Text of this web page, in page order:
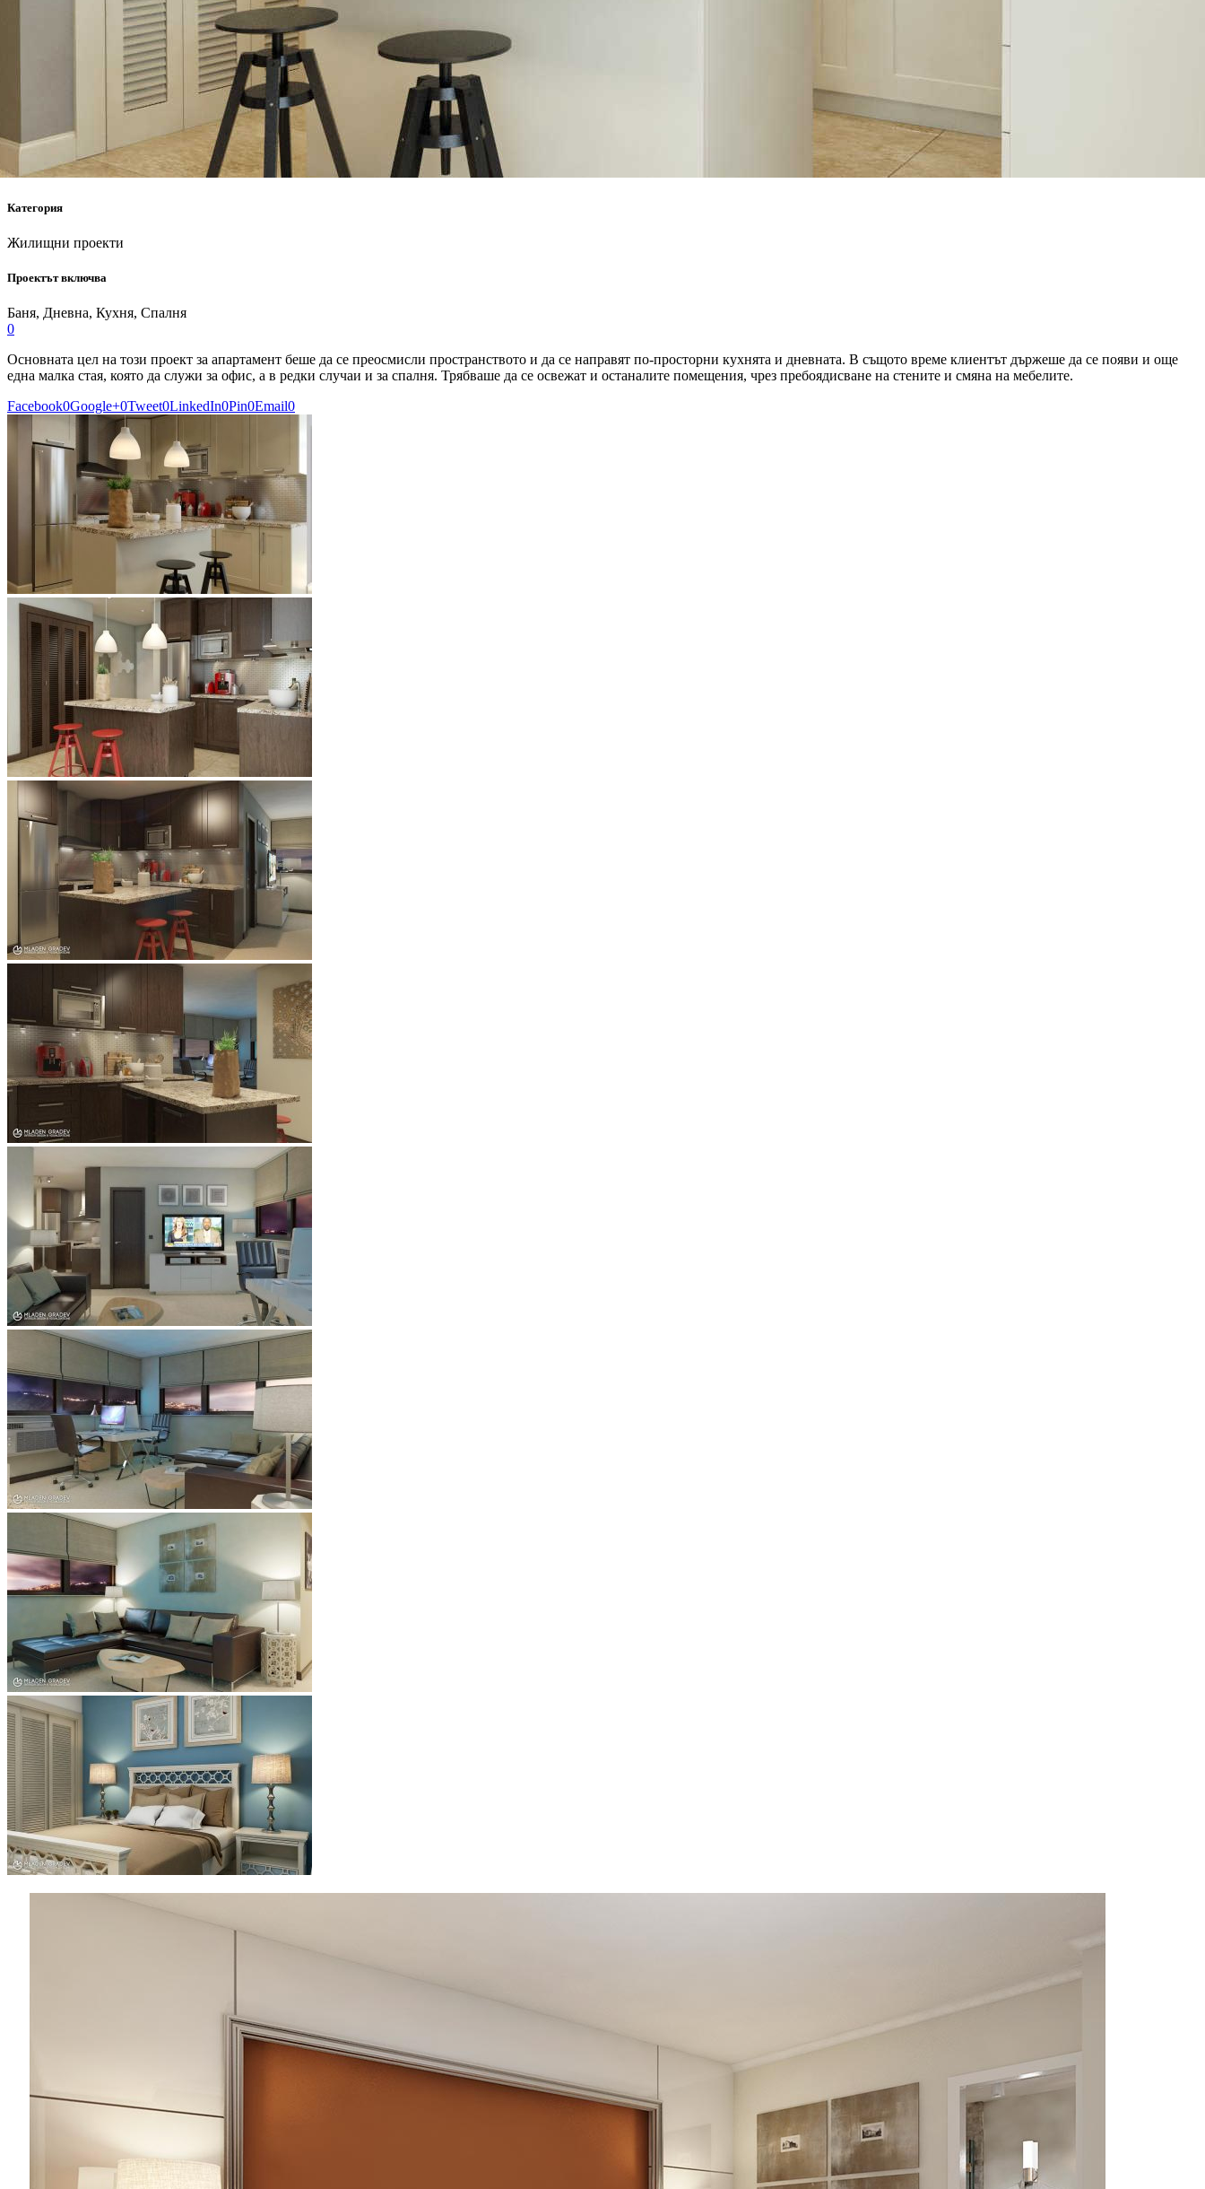
Категория
Жилищни проекти
Проектът включва
Баня, Дневна, Кухня, Спалня
0
Основната цел на този проект за апартамент беше да се преосмисли пространството и да се направят по-просторни кухнята и дневната. В същото време клиентът държеше да се появи и още
една малка стая, която да служи за офис, а в редки случаи и за спалня. Трябваше да се освежат и останалите помещения, чрез пребоядисване на стените и смяна на мебелите.
Facebook0Google+0Tweet0LinkedIn0Pin0Email0